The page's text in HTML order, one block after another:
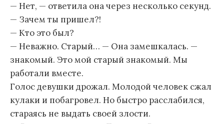
— Нет, — ответила она через несколько секунд.
— Зачем ты пришел?!
— Кто это был?
— Неважно. Старый… — Она замешкалась. —
знакомый. Это мой старый знакомый. Мы
работали вместе.
Голос девушки дрожал. Молодой человек сжал
кулаки и побагровел. Но быстро расслабился,
стараясь не выдать своей злости.